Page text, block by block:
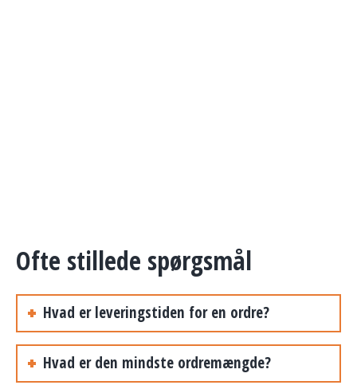
Ofte stillede spørgsmål
Hvad er leveringstiden for en ordre?
Hvad er den mindste ordremængde?